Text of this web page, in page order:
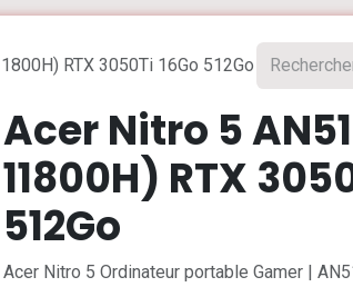
RTX 3050Ti 16Go 512Go
Acer Nitro 5
11800H) RTX
512Go
Acer Nitro 5 Ordinateur portable Gamer |